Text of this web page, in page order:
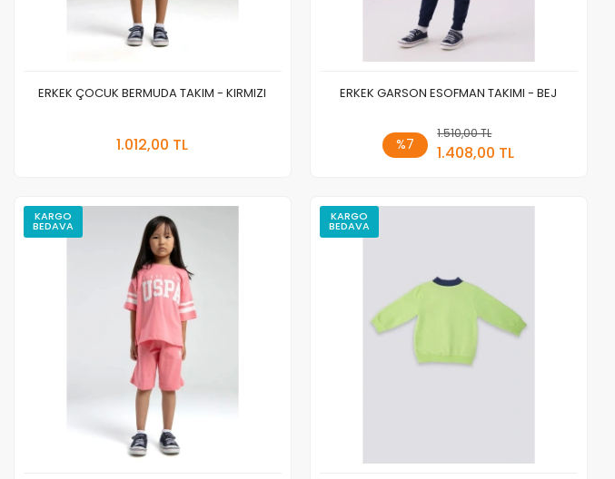
ERKEK ÇOCUK BERMUDA TAKIM - KIRMIZI
1.012,00 TL
ERKEK GARSON ESOFMAN TAKIMI - BEJ
%7
1.510,00 TL
1.408,00 TL
Sepete Ekle
KARGO
BEDAVA
KARGO
BEDAVA